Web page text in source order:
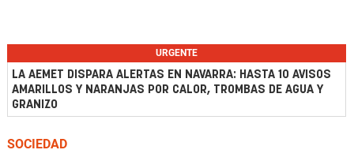
URGENTE
LA AEMET DISPARA ALERTAS EN NAVARRA: HASTA 10 AVISOS
AMARILLOS Y NARANJAS POR CALOR, TROMBAS DE AGUA Y
GRANIZO
SOCIEDAD